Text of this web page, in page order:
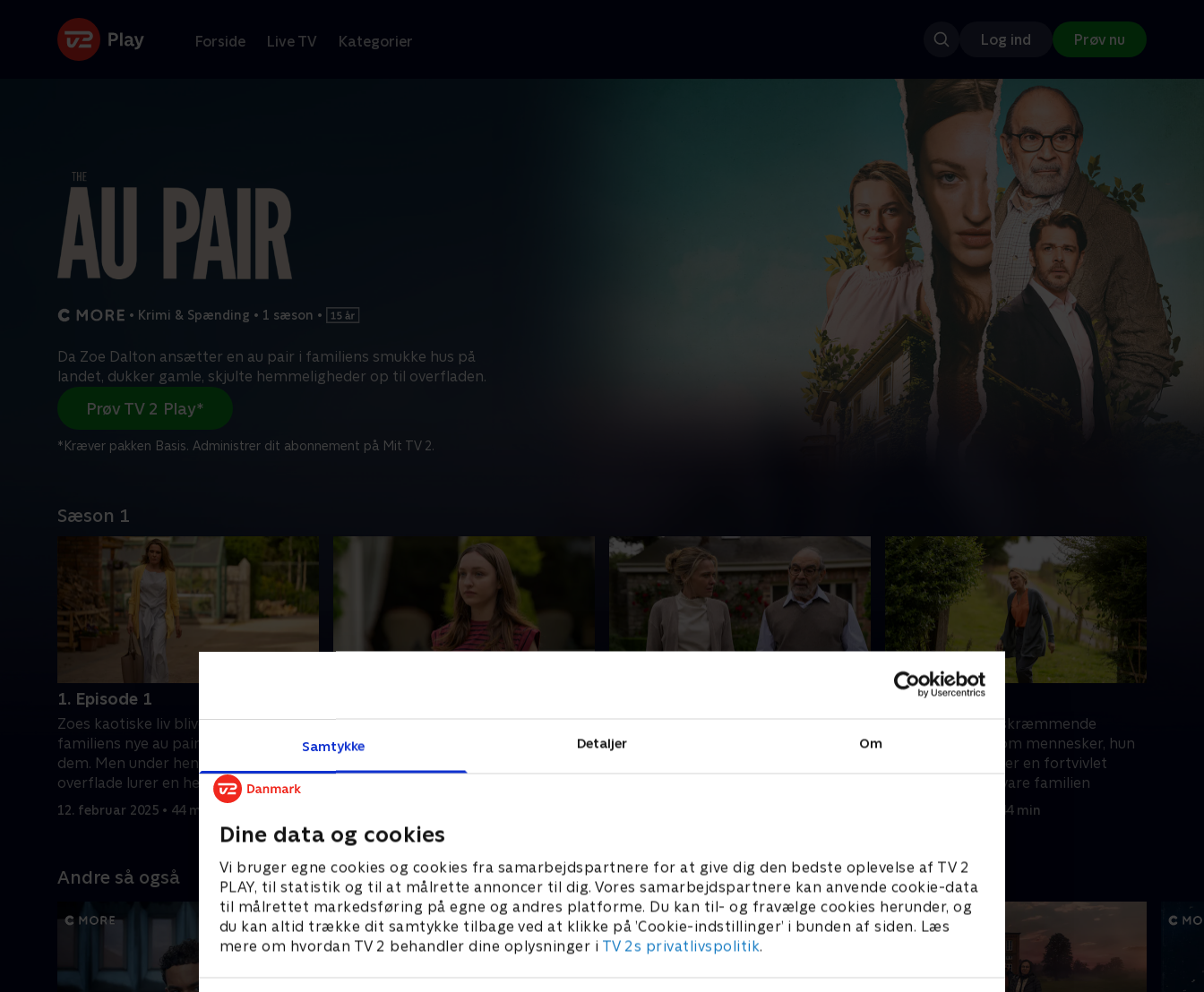
Samtykke Detaljer Om
Dine data og cookies
Vi bruger egne cookies og cookies fra samarbejdspartnere for at give dig den bedste oplevelse af TV 2
PLAY, til statistik og til at målrette annoncer til dig. Vores samarbejdspartnere kan anvende cookie-data
til målrettet markedsføring på egne og andres platforme. Du kan til- og fravælge cookies herunder, og
du kan altid trække dit samtykke tilbage ved at klikke på ’Cookie-indstillinger’ i bunden af siden. Læs
mere om hvordan TV 2 behandler dine oplysninger i TV 2s privatlivspolitik.
Forside Live TV Kategorier Log ind Prøv nu
• Krimi & Spænding • 1 sæson •
Da Zoe Dalton ansætter en au pair i familiens smukke hus på
landet, dukker gamle, skjulte hemmeligheder op til overfladen.
Prøv TV 2 Play*
*Kræver pakken Basis. Administrer dit abonnement på Mit TV 2.
Sæson 1
1. Episode 1
Zoes kaotiske liv bliver nemmere, da
familiens nye au pair begynder hos
dem. Men under hendes rolige
overflade lurer en hemmelighed.
12. februar 2025 • 44 min
Efter en række sære hændelser
begynder familien at overveje,
som tvinger hende til at dykke ned i
4. Episode 4
Da Zoe opdager skræmmende
hemmeligheder om mennesker, hun
stoler på, begynder en fortvivlet
kamp for at forsvare familien
12. februar 2025 • 44 min
Andre så også